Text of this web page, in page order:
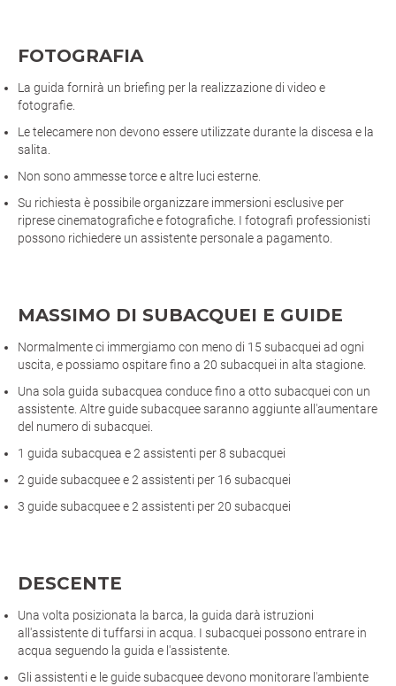
FOTOGRAFIA
La guida fornirà un briefing per la realizzazione di video e
fotografie.
Le telecamere non devono essere utilizzate durante la discesa e la
salita.
Non sono ammesse torce e altre luci esterne.
Su richiesta è possibile organizzare immersioni esclusive per
riprese cinematografiche e fotografiche. I fotografi professionisti
possono richiedere un assistente personale a pagamento.
MASSIMO DI SUBACQUEI E GUIDE
Normalmente ci immergiamo con meno di 15 subacquei ad ogni
uscita, e possiamo ospitare fino a 20 subacquei in alta stagione.
Una sola guida subacquea conduce fino a otto subacquei con un
assistente. Altre guide subacquee saranno aggiunte all'aumentare
del numero di subacquei.
1 guida subacquea e 2 assistenti per 8 subacquei
2 guide subacquee e 2 assistenti per 16 subacquei
3 guide subacquee e 2 assistenti per 20 subacquei
DESCENTE
Una volta posizionata la barca, la guida darà istruzioni
all'assistente di tuffarsi in acqua. I subacquei possono entrare in
acqua seguendo la guida e l'assistente.
Gli assistenti e le guide subacquee devono monitorare l'ambiente